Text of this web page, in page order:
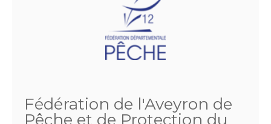
Fédération de l'Aveyron de
Pêche et de Protection du